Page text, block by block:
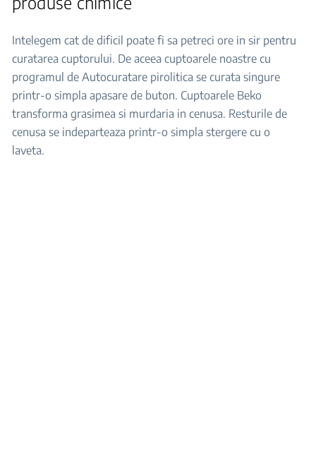
Intelegem cat de dificil poate fi sa petreci ore in sir pentru
curatarea cuptorului. De aceea cuptoarele noastre cu
programul de Autocuratare pirolitica se curata singure
printr-o simpla apasare de buton. Cuptoarele Beko
transforma grasimea si murdaria in cenusa. Resturile de
cenusa se indeparteaza printr-o simpla stergere cu o
laveta.